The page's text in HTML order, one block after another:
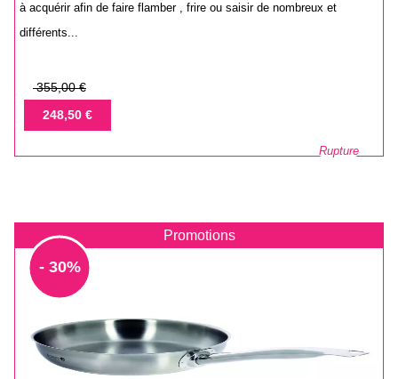
à acquérir afin de faire flamber , frire ou saisir de nombreux et
différents...
Prix
base
355,00 €
Prix248,50 €
Rupture
Promotions
- 30%